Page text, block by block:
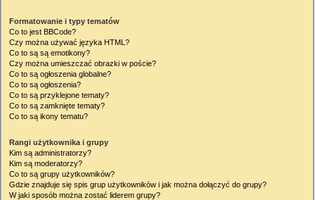
Formatowanie i typy tematów
Co to jest BBCode?
Czy można używać języka HTML?
Co to są są emotikony?
Czy można umieszczać obrazki w poście?
Co to są ogłoszenia globalne?
Co to są ogłoszenia?
Co to są przyklejone tematy?
Co to są zamknięte tematy?
Co to są ikony tematu?
Rangi użytkownika i grupy
Kim są administratorzy?
Kim są moderatorzy?
Co to są grupy użytkowników?
Gdzie znajduje się spis grup użytkowników i jak można dołączyć do grupy?
W jaki sposób można zostać liderem grupy?